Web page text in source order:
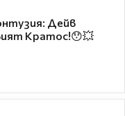
Дейв
Кратос!😯💥